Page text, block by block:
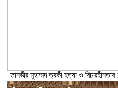
তানভীর মুহাম্মদ ত্বকী হত্যা ও